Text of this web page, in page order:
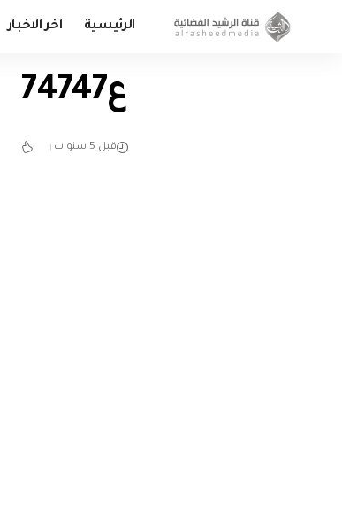
الرئيسية اخر الاخبار
ع74747
قبل 5 سنوات